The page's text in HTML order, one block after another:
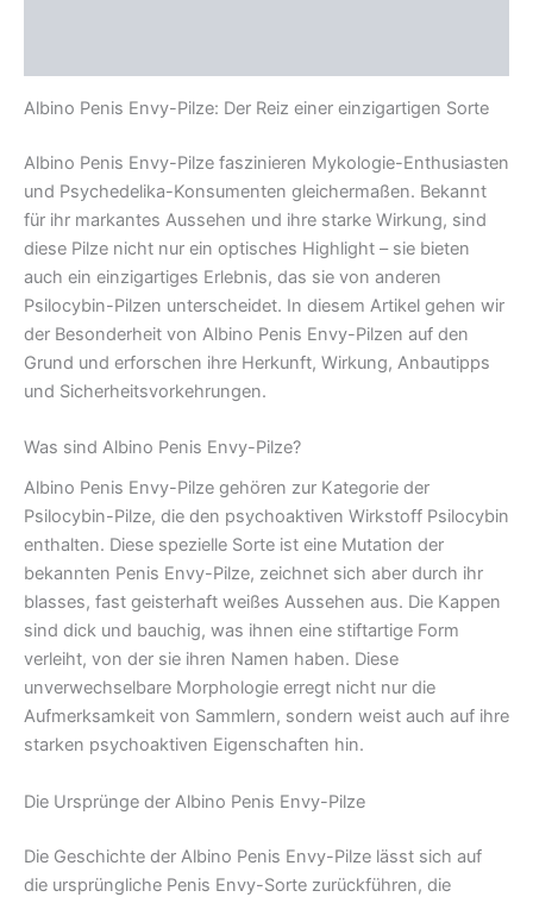
Albino Penis Envy-Pilze: Der Reiz einer einzigartigen Sorte
Albino Penis Envy-Pilze faszinieren Mykologie-Enthusiasten
und Psychedelika-Konsumenten gleichermaßen. Bekannt
für ihr markantes Aussehen und ihre starke Wirkung, sind
diese Pilze nicht nur ein optisches Highlight – sie bieten
auch ein einzigartiges Erlebnis, das sie von anderen
Psilocybin-Pilzen unterscheidet. In diesem Artikel gehen wir
der Besonderheit von Albino Penis Envy-Pilzen auf den
Grund und erforschen ihre Herkunft, Wirkung, Anbautipps
und Sicherheitsvorkehrungen.
Was sind Albino Penis Envy-Pilze?
Albino Penis Envy-Pilze gehören zur Kategorie der
Psilocybin-Pilze, die den psychoaktiven Wirkstoff Psilocybin
enthalten. Diese spezielle Sorte ist eine Mutation der
bekannten Penis Envy-Pilze, zeichnet sich aber durch ihr
blasses, fast geisterhaft weißes Aussehen aus. Die Kappen
sind dick und bauchig, was ihnen eine stiftartige Form
verleiht, von der sie ihren Namen haben. Diese
unverwechselbare Morphologie erregt nicht nur die
Aufmerksamkeit von Sammlern, sondern weist auch auf ihre
starken psychoaktiven Eigenschaften hin.
Die Ursprünge der Albino Penis Envy-Pilze
Die Geschichte der Albino Penis Envy-Pilze lässt sich auf
die ursprüngliche Penis Envy-Sorte zurückführen, die